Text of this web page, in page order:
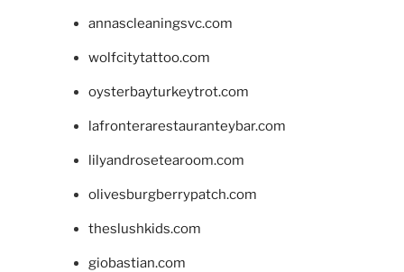
annascleaningsvc.com
wolfcitytattoo.com
oysterbayturkeytrot.com
lafronterarestauranteybar.com
lilyandrosetearoom.com
olivesburgberrypatch.com
theslushkids.com
giobastian.com